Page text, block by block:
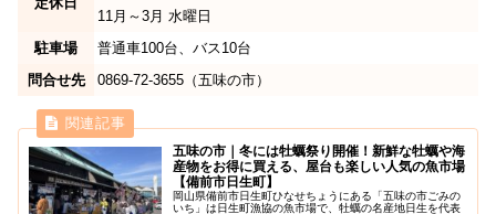
11月～3月 水曜日
駐車場
普通車100台、バス10台
問合せ先
0869-72-3655（五味の市）
五味の市｜冬には牡蠣祭り開催！新鮮な牡蠣や海
産物をお得に買える、屋台も楽しい人気の魚市場
【備前市日生町】
岡山県備前市日生町ひなせちょうにある「五味の市ごみの
いち」は日生町漁協の魚市場で、牡蠣の名産地日生を代表